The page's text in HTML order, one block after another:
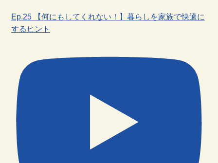
Ep.25 【何にもしてくれない！】暮らしを家族で快適に
するヒント